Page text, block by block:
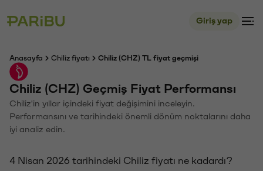
Giriş yap
Anasayfa Chiliz fiyatı Chiliz (CHZ) TL fiyat geçmişi
Chiliz (CHZ) Geçmiş Fiyat Performansı
Chiliz'in yıllar içindeki fiyat değişimini inceleyin.
Performansını ve tarihindeki önemli dönüm noktalarını daha
iyi analiz edin.
4 Nisan 2026 tarihindeki Chiliz fiyatı ne kadardı?